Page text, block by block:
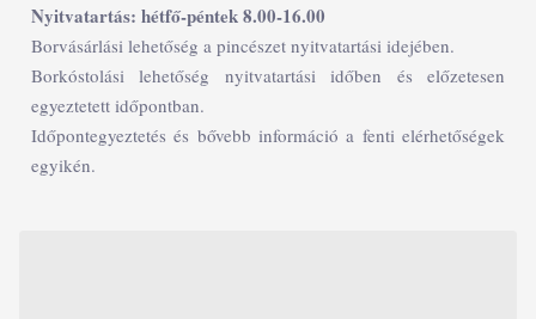
Nyitvatartás: hétfő-péntek 8.00-16.00
Borvásárlási lehetőség a pincészet nyitvatartási idejében.
Borkóstolási lehetőség nyitvatartási időben és előzetesen
egyeztetett időpontban.
Időpontegyeztetés és bővebb információ a fenti elérhetőségek
egyikén.